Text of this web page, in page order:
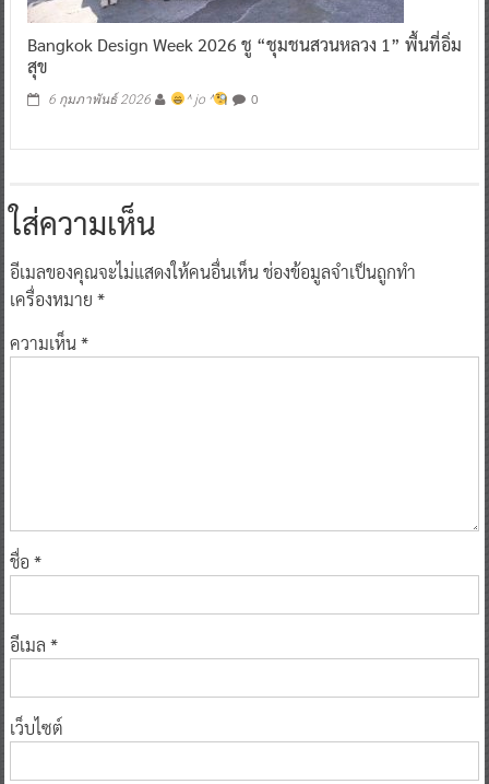
Bangkok Design Week 2026 ชู “ชุมชนสวนหลวง 1” พื้นที่อิ่ม
สุข
6 กุมภาพันธ์ 2026 ^ jo ^ 0
ใส่ความเห็น
อีเมลของคุณจะไม่แสดงให้คนอื่นเห็นช่องข้อมูลจำเป็นถูกทำ
เครื่องหมาย *
ความเห็น*
ชื่อ *
อีเมล *
เว็บไซต์